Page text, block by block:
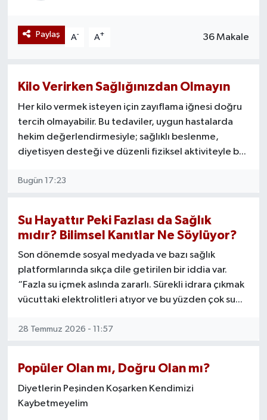
Paylaş A- A+ 36 Makale
Kilo Verirken Sağlığınızdan Olmayın
Her kilo vermek isteyen için zayıflama iğnesi doğru
tercih olmayabilir. Bu tedaviler, uygun hastalarda
hekim değerlendirmesiyle; sağlıklı beslenme,
diyetisyen desteği ve düzenli fiziksel aktiviteyle b...
Bugün 17:23
Su Hayattır Peki Fazlası da Sağlık
mıdır? Bilimsel Kanıtlar Ne Söylüyor?
Son dönemde sosyal medyada ve bazı sağlık
platformlarında sıkça dile getirilen bir iddia var.
“Fazla su içmek aslında zararlı. Sürekli idrara çıkmak
vücuttaki elektrolitleri atıyor ve bu yüzden çok su...
28 Temmuz 2026 - 11:57
Popüler Olan mı, Doğru Olan mı?
Diyetlerin Peşinden Koşarken Kendimizi
Kaybetmeyelim